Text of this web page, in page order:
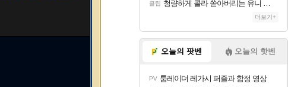
클립 청량하게 콜라 쏟아버리는 유니 ㅋㅋㅋ
더보기+
오늘의 팟벤 오늘의 핫벤
PV 툼레이더 레가시 퍼즐과 함정 영상